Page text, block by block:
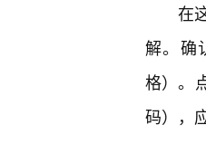
在
解。确
格）。
码），